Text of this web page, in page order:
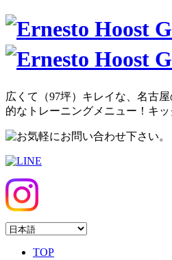
広くて（97坪）キレイな、名古
的なトレーニングメニュー！キ
TOP